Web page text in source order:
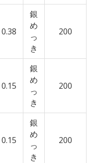
0.38
銀
め
っ
き
200
0.15
銀
め
っ
き
200
0.15
銀
め
っ
き
200